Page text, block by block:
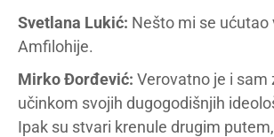
Svetlana Lukić: Nešto mi se ućutao
Amfilohije.
Mirko Đorđević: Verovatno je i sam
učinkom svojih dugogodišnjih
Ipak su stvari krenule drugim